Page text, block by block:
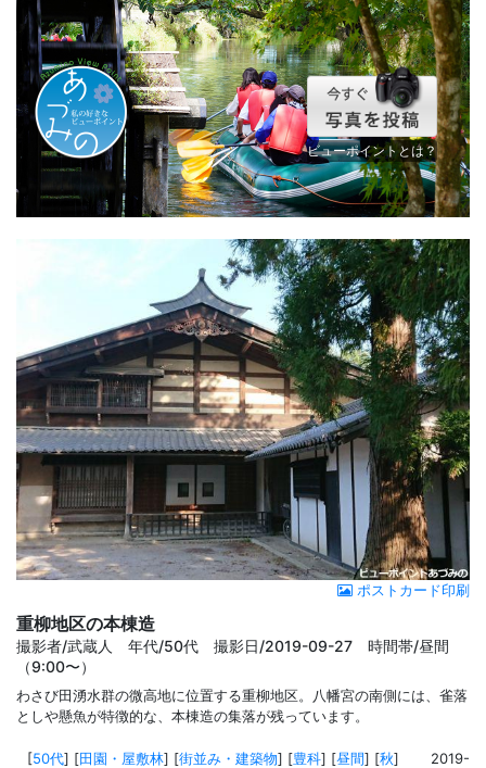
ビューポイントとは？
ポストカード印刷
重柳地区の本棟造
撮影者/武蔵人 年代/50代 撮影日/2019-09-27 時間帯/昼間
（9:00〜）
わさび田湧水群の微高地に位置する重柳地区。八幡宮の南側には、雀落
としや懸魚が特徴的な、本棟造の集落が残っています。
[50代] [田園・屋敷林] [街並み・建築物] [豊科] [昼間] [秋]
2019-